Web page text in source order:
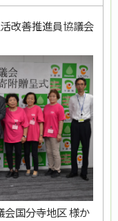
改善推進員協議会
国分寺地区 様か